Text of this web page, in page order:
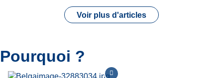
Voir plus d'articles
Pourquoi ?